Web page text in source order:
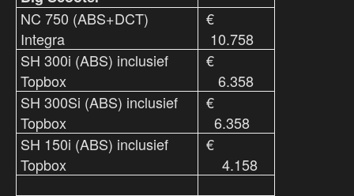
NC 750 (ABS+DCT)
Integra
€
10.758
SH 300i (ABS) inclusief
Topbox
€
6.358
SH 300Si (ABS) inclusief
Topbox
€
6.358
SH 150i (ABS) inclusief
Topbox
€
4.158